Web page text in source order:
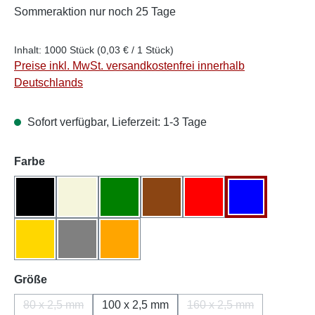
Sommeraktion nur noch 25 Tage
Inhalt: 1000 Stück (0,03 € / 1 Stück)
Preise inkl. MwSt. versandkostenfrei innerhalb
Deutschlands
Sofort verfügbar, Lieferzeit: 1-3 Tage
Farbeauswählen
Größeauswählen
80 x 2,5 mm 100 x 2,5 mm 160 x 2,5 mm